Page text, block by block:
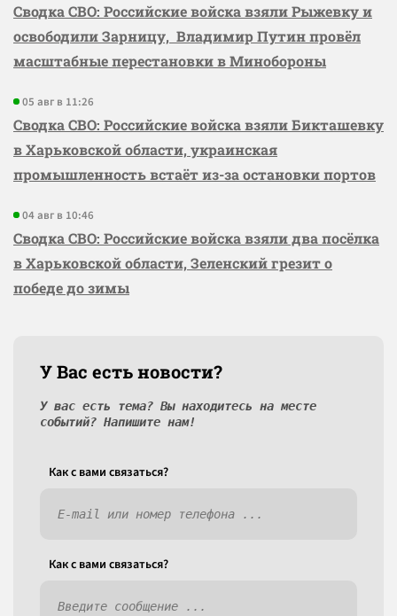
Сводка СВО: Российские войска взяли Рыжевку и
освободили Зарницу, Владимир Путин провёл
масштабные перестановки в Минобороны
05 авг в 11:26
Сводка СВО: Российские войска взяли Бикташевку
в Харьковской области, украинская
промышленность встаёт из-за остановки портов
04 авг в 10:46
Сводка СВО: Российские войска взяли два посёлка
в Харьковской области, Зеленский грезит о
победе до зимы
У Вас есть новости?
У вас есть тема? Вы находитесь на месте
событий? Напишите нам!
Как c вами связаться?
Как c вами связаться?